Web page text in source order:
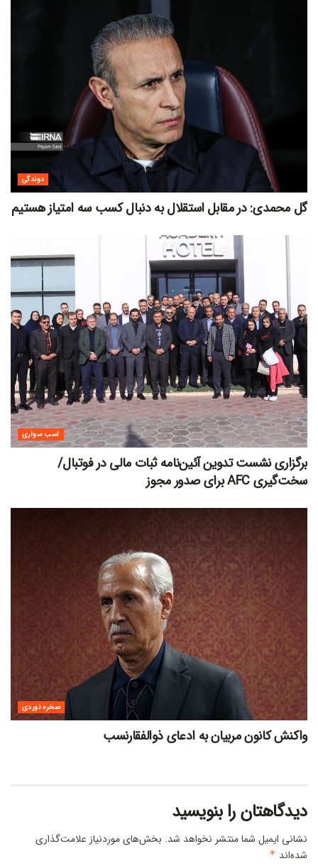
دوندگی
گل محمدی: در مقابل استقلال به دنبال کسب سه امتیاز هستیم
اسب سواری
برگزاری نشست تدوین آئین‌نامه ثبات مالی در فوتبال/
سخت‌گیری AFC برای صدور مجوز
صخره نوردی
واکنش کانون مربیان به ادعای ذوالفقارنسب
دیدگاهتان را بنویسید
نشانی ایمیل شما منتشر نخواهد شد. بخش‌های موردنیاز علامت‌گذاری
شده‌اند *